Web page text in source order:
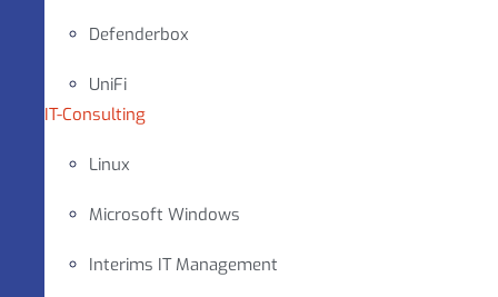
Defenderbox
UniFi
IT-Consulting
Linux
Microsoft Windows
Interims IT Management